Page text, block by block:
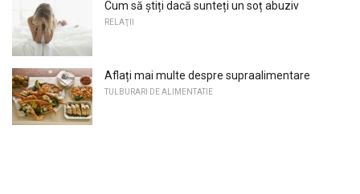
Cum să știți dacă sunteți un soț abuziv
RELAŢII
Aflați mai multe despre supraalimentare
TULBURARI DE ALIMENTATIE